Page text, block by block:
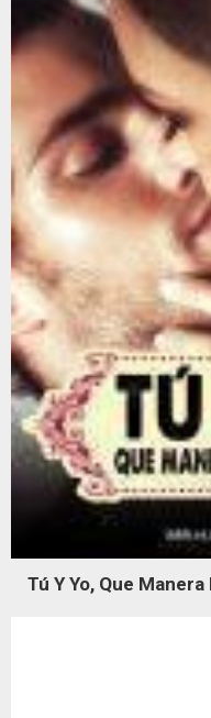
Tú Y Yo, Que